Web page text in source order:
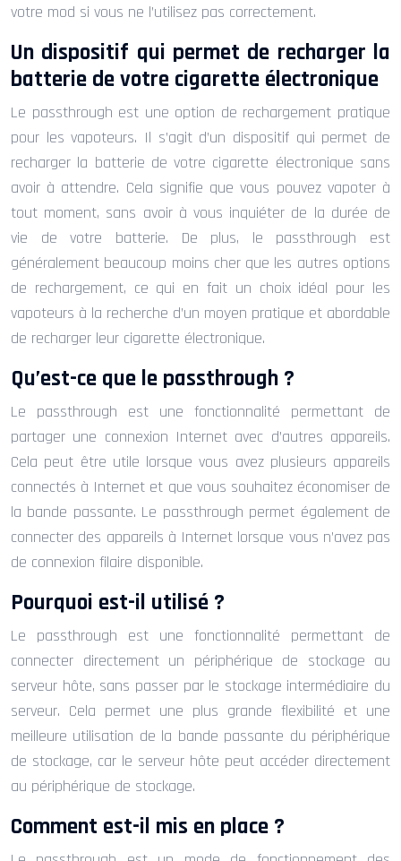
votre mod si vous ne l’utilisez pas correctement.
Un dispositif qui permet de recharger la
batterie de votre cigarette électronique
Le passthrough est une option de rechargement pratique
pour les vapoteurs. Il s’agit d’un dispositif qui permet de
recharger la batterie de votre cigarette électronique sans
avoir à attendre. Cela signifie que vous pouvez vapoter à
tout moment, sans avoir à vous inquiéter de la durée de
vie de votre batterie. De plus, le passthrough est
généralement beaucoup moins cher que les autres options
de rechargement, ce qui en fait un choix idéal pour les
vapoteurs à la recherche d’un moyen pratique et abordable
de recharger leur cigarette électronique.
Qu’est-ce que le passthrough ?
Le passthrough est une fonctionnalité permettant de
partager une connexion Internet avec d’autres appareils.
Cela peut être utile lorsque vous avez plusieurs appareils
connectés à Internet et que vous souhaitez économiser de
la bande passante. Le passthrough permet également de
connecter des appareils à Internet lorsque vous n’avez pas
de connexion filaire disponible.
Pourquoi est-il utilisé ?
Le passthrough est une fonctionnalité permettant de
connecter directement un périphérique de stockage au
serveur hôte, sans passer par le stockage intermédiaire du
serveur. Cela permet une plus grande flexibilité et une
meilleure utilisation de la bande passante du périphérique
de stockage, car le serveur hôte peut accéder directement
au périphérique de stockage.
Comment est-il mis en place ?